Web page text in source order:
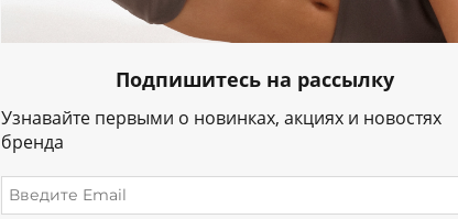
Подпишитесь на рассылку
Узнавайте первыми о новинках, акциях и новостях
бренда